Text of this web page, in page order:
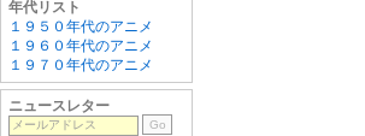
年代リスト
１９５０年代のアニメ
１９６０年代のアニメ
１９７０年代のアニメ
ニュースレター